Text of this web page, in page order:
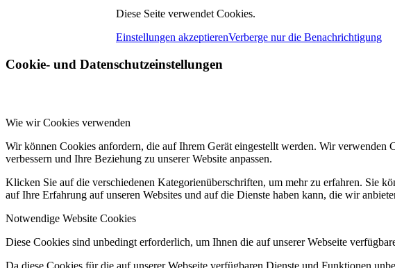
Diese Seite verwendet Cookies.
Einstellungen akzeptierenVerberge nur die Benachrichtigung
Cookie- und Datenschutzeinstellungen
Wie wir Cookies verwenden
Wir können Cookies anfordern, die auf Ihrem Gerät eingestellt werden. Wir verwenden
verbessern und Ihre Beziehung zu unserer Website anpassen.
Klicken Sie auf die verschiedenen Kategorienüberschriften, um mehr zu erfahren. Sie
auf Ihre Erfahrung auf unseren Websites und auf die Dienste haben kann, die wir
Notwendige Website Cookies
Diese Cookies sind unbedingt erforderlich, um Ihnen die auf unserer Webseite